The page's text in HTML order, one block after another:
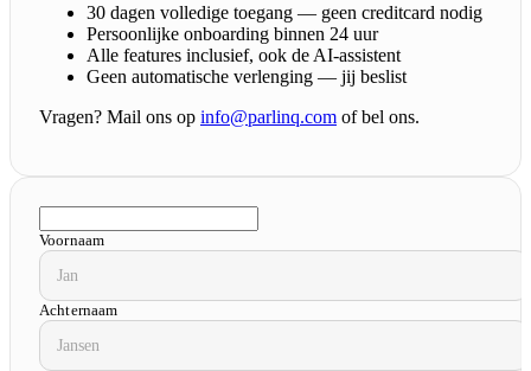
30 dagen volledige toegang — geen creditcard nodig
Persoonlijke onboarding binnen 24 uur
Alle features inclusief, ook de AI-assistent
Geen automatische verlenging — jij beslist
Vragen? Mail ons op info@parlinq.com of bel ons.
Voornaam
Achternaam